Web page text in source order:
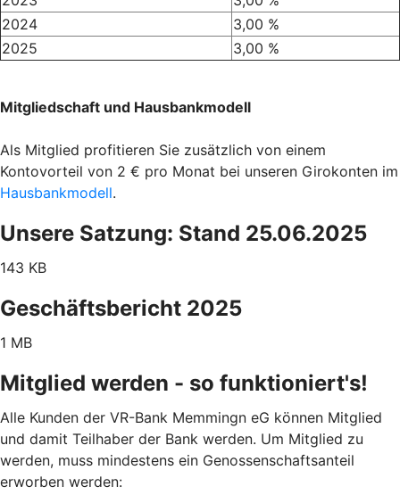
2024
3,00 %
2025
3,00 %
Mitgliedschaft und Hausbankmodell
Als Mitglied profitieren Sie zusätzlich von einem
Kontovorteil von 2 € pro Monat bei unseren Girokonten im
Hausbankmodell.
Unsere Satzung: Stand 25.06.2025
143 KB
Geschäftsbericht 2025
1 MB
Mitglied werden - so funktioniert's!
Alle Kunden der VR-Bank Memmingn eG können Mitglied
und damit Teilhaber der Bank werden. Um Mitglied zu
werden, muss mindestens ein Genossenschaftsanteil
erworben werden: